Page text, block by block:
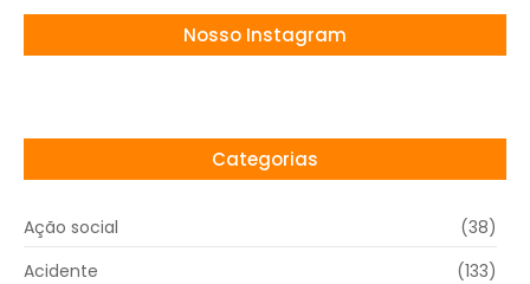
Nosso Instagram
Categorias
Ação social
(38)
Acidente
(133)